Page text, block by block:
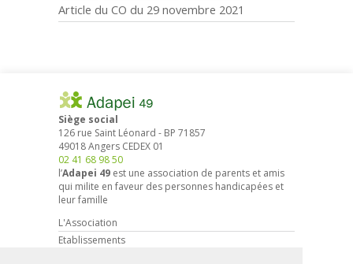
Article du CO du 29 novembre 2021
Siège social
126 rue Saint Léonard - BP 71857
49018Angers CEDEX 01
02 41 68 98 50
l’Adapei 49 est une association de parents et amis
qui milite en faveur des personnes handicapées et
leur famille
L'Association
Etablissements